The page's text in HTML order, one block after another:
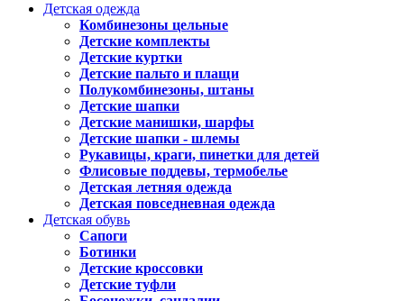
Детская одежда
Комбинезоны цельные
Детские комплекты
Детские куртки
Детские пальто и плащи
Полукомбинезоны, штаны
Детские шапки
Детские манишки, шарфы
Детские шапки - шлемы
Рукавицы, краги, пинетки для детей
Флисовые поддевы, термобелье
Детская летняя одежда
Детская повседневная одежда
Детская обувь
Сапоги
Ботинки
Детские кроссовки
Детские туфли